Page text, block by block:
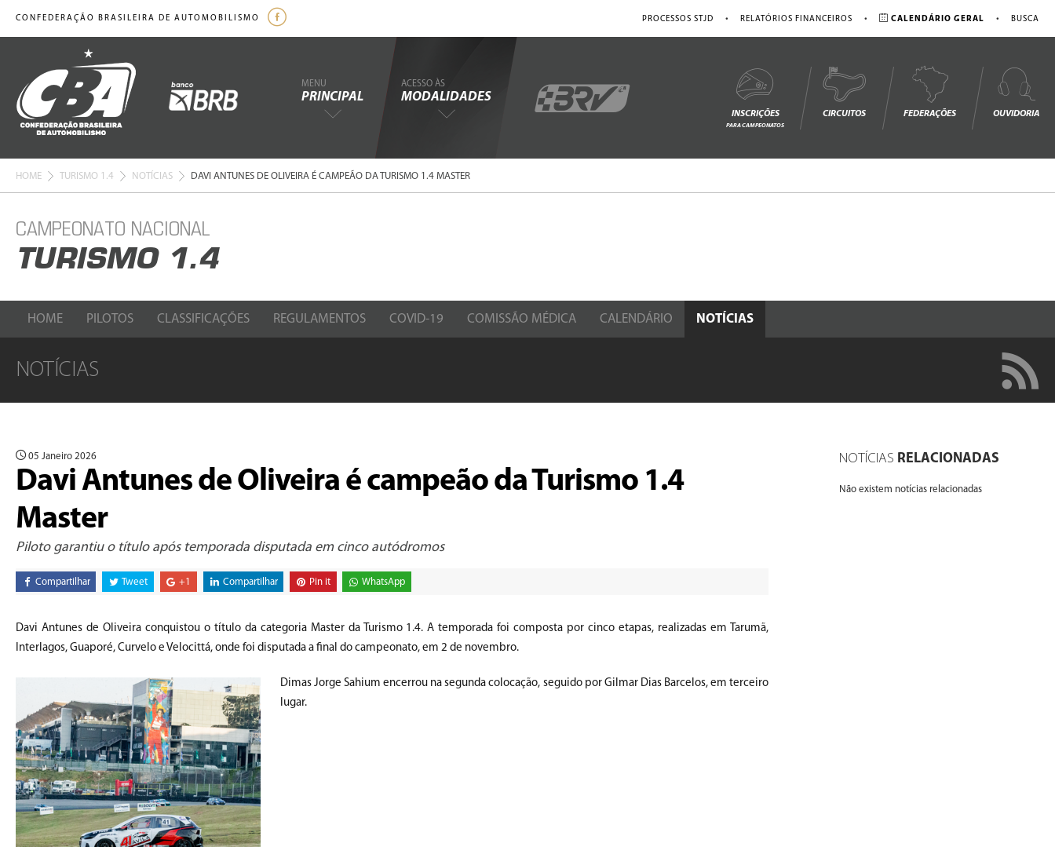
CONFEDERAÇÃO BRASILEIRA DE AUTOMOBILISMO PROCESSOS STJD • RELATÓRIOS FINANCEIROS • CALENDÁRIO GERAL • BUSCA
MENU
PRINCIPAL
ACESSO ÀS
MODALIDADES
INSCRIÇÕES
PARA CAMPEONATOS
CIRCUITOS FEDERAÇÕES OUVIDORIA
HOME TURISMO 1.4 NOTÍCIAS DAVI ANTUNES DE OLIVEIRA É CAMPEÃO DA TURISMO 1.4 MASTER
CAMPEONATO NACIONAL
TURISMO 1.4
HOME PILOTOS CLASSIFICAÇÕES REGULAMENTOS COVID-19 COMISSÃO MÉDICA CALENDÁRIO NOTÍCIAS
NOTÍCIAS
05 Janeiro 2026
Davi Antunes de Oliveira é campeão da Turismo 1.4
Master
Piloto garantiu o título após temporada disputada em cinco autódromos
Compartilhar Tweet +1 Compartilhar Pin it WhatsApp
Davi Antunes de Oliveira conquistou o título da categoria Master da Turismo 1.4. A temporada foi composta por cinco etapas, realizadas em Tarumã,
Interlagos, Guaporé, Curvelo e Velocittá, onde foi disputada a final do campeonato, em 2 de novembro.
Dimas Jorge Sahium encerrou na segunda colocação, seguido por Gilmar Dias Barcelos, em terceiro
lugar.
NOTÍCIAS RELACIONADAS
Não existem notícias relacionadas